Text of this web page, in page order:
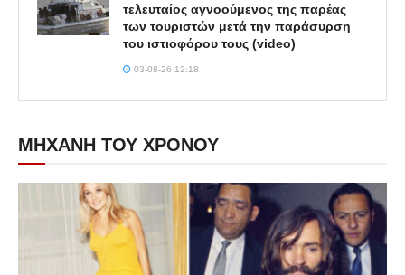
τελευταίος αγνοούμενος της παρέας
των τουριστών μετά την παράσυρση
του ιστιοφόρου τους (video)
03-08-26 12:18
ΜΗΧΑΝΗ ΤΟΥ ΧΡΟΝΟΥ